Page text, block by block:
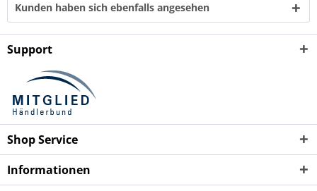
Kunden haben sich ebenfalls angesehen
Support
Shop Service
Informationen